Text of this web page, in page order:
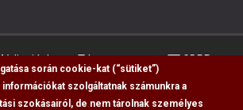
Impresszum GDPR
során cookie-kat (“sütiket”)
információkat szolgáltatnak számunkra a
szokásairól, de nem tárolnak személyes